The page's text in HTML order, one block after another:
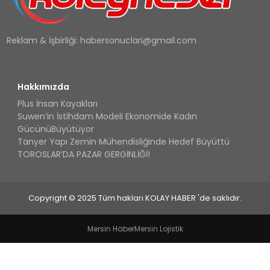
Reklam & İşbirliği: habersonuclari@gmail.com
Hakkımızda
Plus İnsan Kayakları
Suwen’in İstihdam Modeli Ekonomide Kadın
GücünüBüyütüyor
Tanyer Yapı Zemin Mühendisliğinde Hedef Büyüttü
TOROSLAR’DA PAZAR GERGİNLİĞİ!
Copyright © 2025 Tüm hakları KOLAY HABER 'de saklıdır.
Mersin HaberMersin Lojistik